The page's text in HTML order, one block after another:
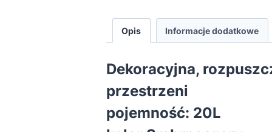
Opis Informacje dodatkowe
Dekoracyjna,
przestrzeni
pojemność: 20L